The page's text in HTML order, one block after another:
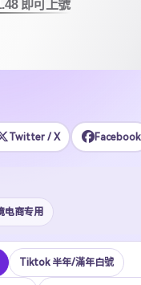
自助代儲
Twitter / X Facebook
电商专用
Tiktok 半年/滿年白號